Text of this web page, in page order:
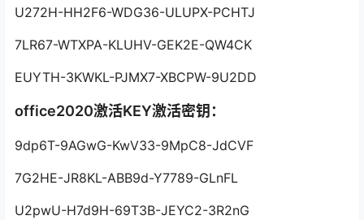
U272H-HH2F6-WDG36-ULUPX-PCHTJ
7LR67-WTXPA-KLUHV-GEK2E-QW4CK
EUYTH-3KWKL-PJMX7-XBCPW-9U2DD
office2020激活KEY激活密钥：
9dp6T-9AGwG-KwV33-9MpC8-JdCVF
7G2HE-JR8KL-ABB9d-Y7789-GLnFL
U2pwU-H7d9H-69T3B-JEYC2-3R2nG